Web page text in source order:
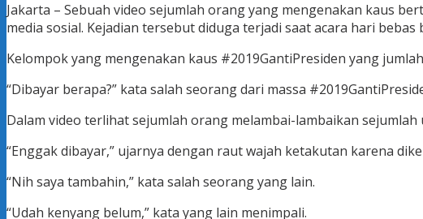
Jakarta – Sebuah video sejumlah orang yang mengenakan kaus
media sosial. Kejadian tersebut diduga terjadi saat acara hari
Kelompok yang mengenakan kaus #2019GantiPresiden yang
“Dibayar berapa?” kata salah seorang dari massa
Dalam video terlihat sejumlah orang melambai-lambaikan
“Enggak dibayar,” ujarnya dengan raut wajah ketakutan karena
“Nih saya tambahin,” kata salah seorang yang lain.
“Udah kenyang belum,” kata yang lain menimpali.